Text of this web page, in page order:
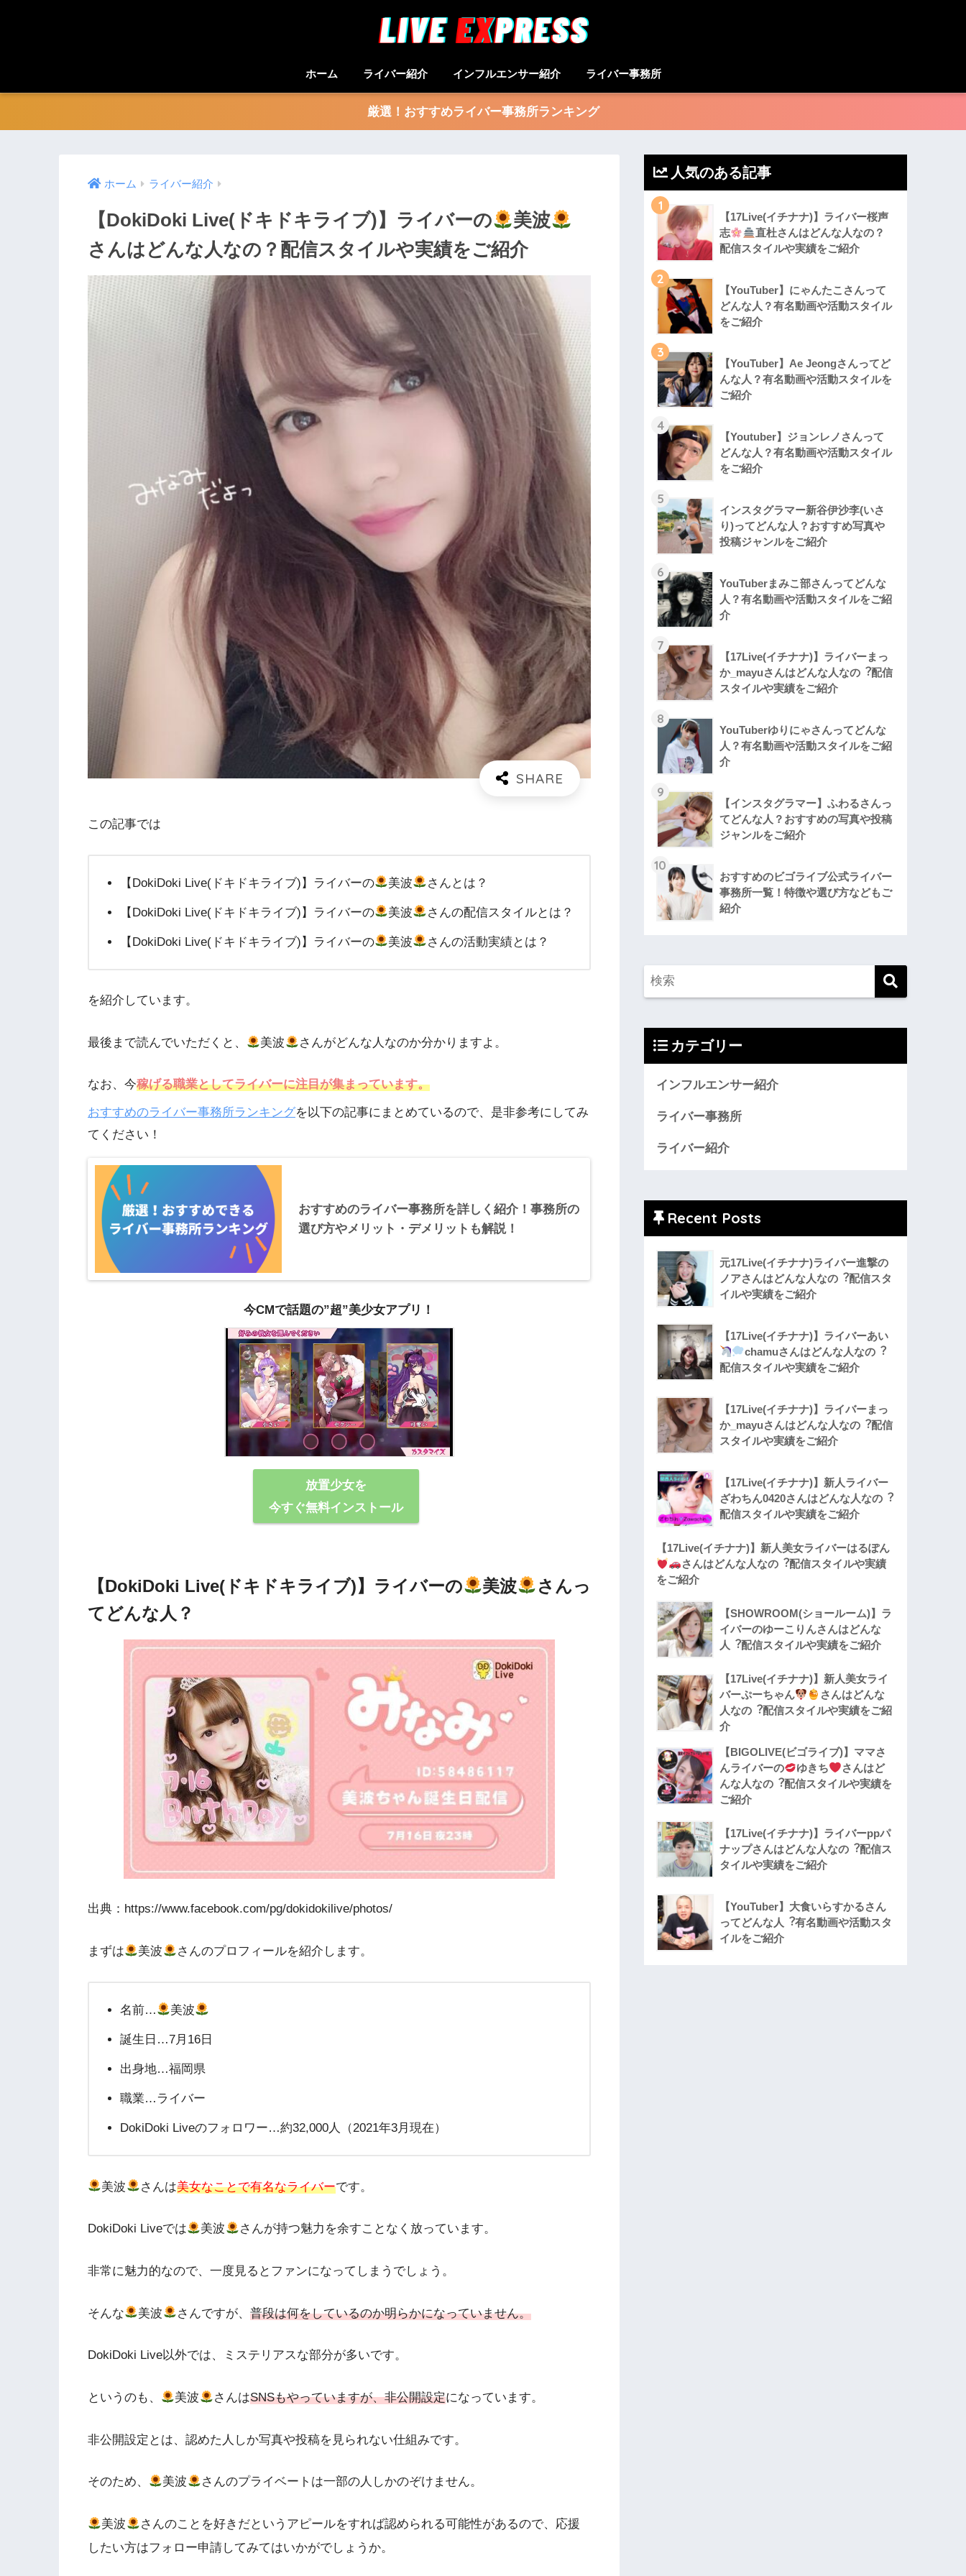
ホーム ライバー紹介 インフルエンサー紹介 ライバー事務所
厳選！おすすめライバー事務所ランキング
ホーム ライバー紹介
【DokiDoki Live(ドキドキライブ)】ライバーの
美波
さんはどんな人なの？配信スタイルや実績をご紹介
この記事では
【DokiDoki Live(ドキドキライブ)】ライバーの 美波 さんとは？
【DokiDoki Live(ドキドキライブ)】ライバーの 美波 さんの配信スタイルとは？
【DokiDoki Live(ドキドキライブ)】ライバーの 美波 さんの活動実績とは？
を紹介しています。
最後まで読んでいただくと、 美波 さんがどんな人なのか分かりますよ。
なお、今稼げる職業としてライバーに注目が集まっています。
おすすめのライバー事務所ランキングを以下の記事にまとめているので、是非参考にしてみ
てください！
おすすめのライバー事務所を詳しく紹介！事務所の
選び方やメリット・デメリットも解説！
今CMで話題の”超”美少女アプリ！
放置少女を
今すぐ無料インストール
【DokiDoki Live(ドキドキライブ)】ライバーの 美波
さんっ
てどんな⼈？
出典：https://www.facebook.com/pg/dokidokilive/photos/
まずは 美波 さんのプロフィールを紹介します。
名前… 美波
誕生日…7月16日
出身地…福岡県
職業…ライバー
DokiDoki Liveのフォロワー…約32,000人（2021年3月現在）
美波 さんは美女なことで有名なライバーです。
DokiDoki Liveでは 美波 さんが持つ魅力を余すことなく放っています。
非常に魅力的なので、一度見るとファンになってしまうでしょう。
そんな 美波 さんですが、 普段は何をしているのか明らかになっていません。
DokiDoki Live以外では、ミステリアスな部分が多いです。
というのも、 美波 さんはSNSもやっていますが、非公開設定になっています。
非公開設定とは、認めた人しか写真や投稿を見られない仕組みです。
そのため、 美波 さんのプライベートは一部の人しかのぞけません。
美波
さんのことを好きだというアピールをすれば認められる可能性があるので、応援
したい方はフォロー申請してみてはいかがでしょうか。
人気のある記事
1
【17Live(イチナナ)】ライバー桜声
志
直杜さんはどんな人なの？
配信スタイルや実績をご紹介
2
【YouTuber】にゃんたこさんって
どんな⼈？有名動画や活動スタイル
をご紹介
3
【YouTuber】Ae Jeongさんってど
んな⼈？有名動画や活動スタイルを
ご紹介
4
【Youtuber】ジョンレノさんって
どんな人？有名動画や活動スタイル
をご紹介
5
インスタグラマー新谷伊沙李(いさ
り)ってどんな⼈？おすすめ写真や
投稿ジャンルをご紹介
6
YouTuberまみこ部さんってどんな
⼈？有名動画や活動スタイルをご紹
介
7
【17Live(イチナナ)】ライバーまっ
か_mayuさんはどんな人なの︖配信
スタイルや実績をご紹介
8
YouTuberゆりにゃさんってどんな
⼈？有名動画や活動スタイルをご紹
介
9
【インスタグラマー】ふわるさんっ
てどんな人？おすすめの写真や投稿
ジャンルをご紹介
10
おすすめのビゴライブ公式ライバー
事務所一覧！特徴や選び方などもご
紹介
カテゴリー
インフルエンサー紹介
ライバー事務所
ライバー紹介
Recent Posts
元17Live(イチナナ)ライバー進撃の
ノアさんはどんな人なの︖配信スタ
イルや実績をご紹介
【17Live(イチナナ)】ライバーあい
chamuさんはどんな人なの︖
配信スタイルや実績をご紹介
【17Live(イチナナ)】ライバーまっ
か_mayuさんはどんな人なの︖配信
スタイルや実績をご紹介
【17Live(イチナナ)】新人ライバー
ざわちん0420さんはどんな人なの︖
配信スタイルや実績をご紹介
【17Live(イチナナ)】新人美女ライバーはるぽん
さんはどんな人なの︖配信スタイルや実績
をご紹介
【SHOWROOM(ショールーム)】ラ
イバーのゆーこりんさんはどんな
人︖配信スタイルや実績をご紹介
【17Live(イチナナ)】新人美女ライ
バーぷーちゃん
さんはどんな
人なの︖配信スタイルや実績をご紹
介
【BIGOLIVE(ビゴライブ)】ママさ
んライバーの
ゆきち
さんはど
んな人なの︖配信スタイルや実績を
ご紹介
【17Live(イチナナ)】ライバーppパ
ナップさんはどんな人なの︖配信ス
タイルや実績をご紹介
【YouTuber】大食いらすかるさん
ってどんな⼈︖有名動画や活動スタ
イルをご紹介